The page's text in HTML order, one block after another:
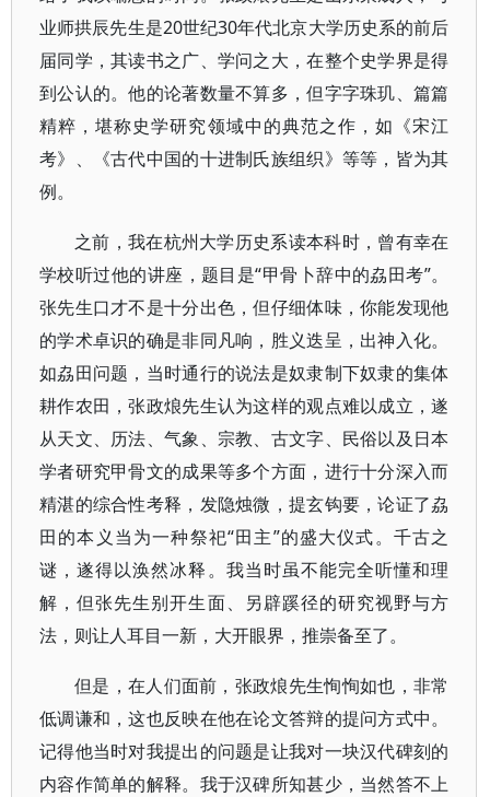
业师拱辰先生是20世纪30年代北京大学历史系的前后
届同学，其读书之广、学问之大，在整个史学界是得
到公认的。他的论著数量不算多，但字字珠玑、篇篇
精粹，堪称史学研究领域中的典范之作，如《宋江
考》、《古代中国的十进制氏族组织》等等，皆为其
例。
之前，我在杭州大学历史系读本科时，曾有幸在
学校听过他的讲座，题目是“甲骨卜辞中的劦田考”。
张先生口才不是十分出色，但仔细体味，你能发现他
的学术卓识的确是非同凡响，胜义迭呈，出神入化。
如劦田问题，当时通行的说法是奴隶制下奴隶的集体
耕作农田，张政烺先生认为这样的观点难以成立，遂
从天文、历法、气象、宗教、古文字、民俗以及日本
学者研究甲骨文的成果等多个方面，进行十分深入而
精湛的综合性考释，发隐烛微，提玄钩要，论证了劦
田的本义当为一种祭祀“田主”的盛大仪式。千古之
谜，遂得以涣然冰释。我当时虽不能完全听懂和理
解，但张先生别开生面、另辟蹊径的研究视野与方
法，则让人耳目一新，大开眼界，推崇备至了。
但是，在人们面前，张政烺先生恂恂如也，非常
低调谦和，这也反映在他在论文答辩的提问方式中。
记得他当时对我提出的问题是让我对一块汉代碑刻的
内容作简单的解释。我于汉碑所知甚少，当然答不上